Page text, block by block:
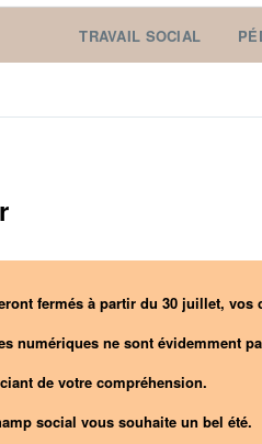
TRAVAIL SOCIAL
fermés à partir du 30 juillet,
numériques ne sont évidemment
de votre compréhension.
social vous souhaite un bel été.